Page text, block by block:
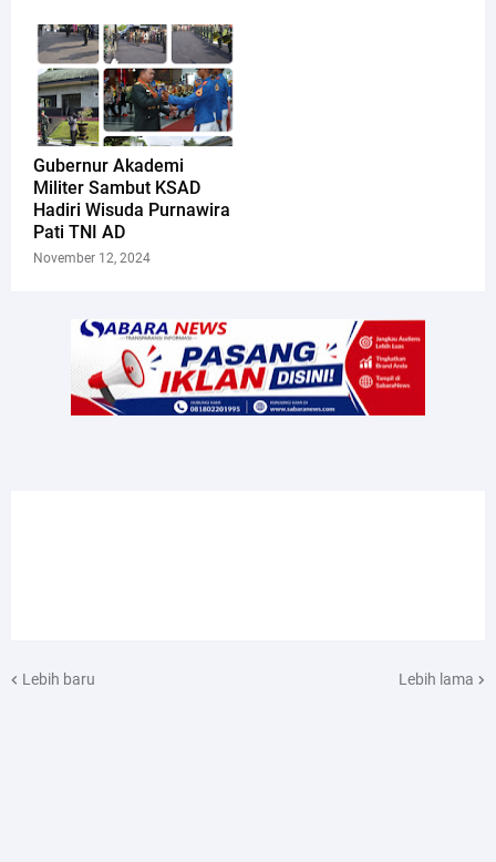
Gubernur Akademi
Militer Sambut KSAD
Hadiri Wisuda Purnawira
Pati TNI AD
November 12, 2024
Lebih baru Lebih lama